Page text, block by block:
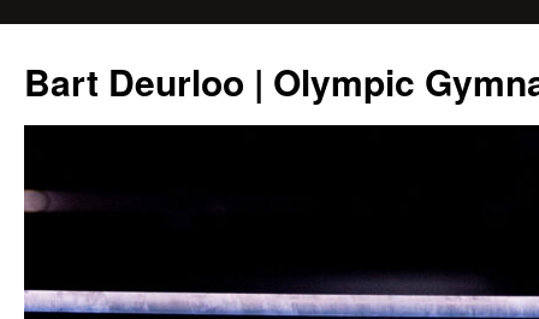
de
inhoud
Bart Deurloo | Olympic